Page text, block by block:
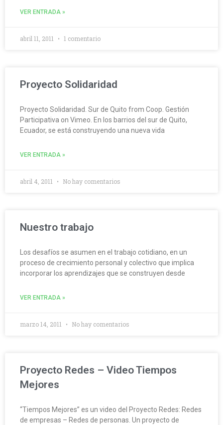
VER ENTRADA »
abril 11, 2011 1 comentario
Proyecto Solidaridad
Proyecto Solidaridad. Sur de Quito from Coop. Gestión
Participativa on Vimeo. En los barrios del sur de Quito,
Ecuador, se está construyendo una nueva vida
VER ENTRADA »
abril 4, 2011 No hay comentarios
Nuestro trabajo
Los desafíos se asumen en el trabajo cotidiano, en un
proceso de crecimiento personal y colectivo que implica
incorporar los aprendizajes que se construyen desde
VER ENTRADA »
marzo 14, 2011 No hay comentarios
Proyecto Redes – Video Tiempos
Mejores
“Tiempos Mejores” es un video del Proyecto Redes: Redes
de empresas – Redes de personas. Un proyecto de